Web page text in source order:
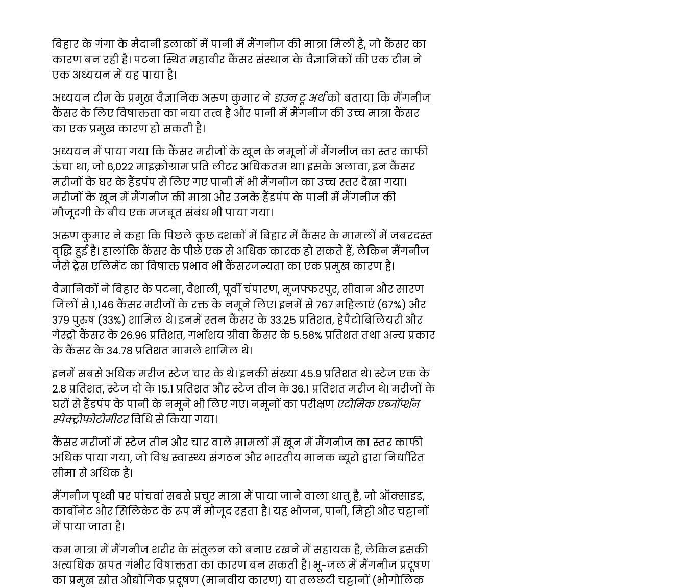
बिहार के गंगा के मैदानी इलाकों में पानी में मैंगनीज की मात्रा मिली है, जो कैंसर का
कारण बन रही है। पटना स्थित महावीर कैंसर संस्थान के वैज्ञानिकों की एक टीम ने
एक अध्ययन में यह पाया है।
अध्ययन टीम के प्रमुख वैज्ञानिक अरुण कुमार ने डाउन टू अर्थको बताया कि मैंगनीज
कैंसर के लिए विषाक्तता का नया तत्व है और पानी में मैंगनीज की उच्च मात्रा कैंसर
का एक प्रमुख कारण हो सकती है।
अध्ययन में पाया गया कि कैंसर मरीजों के खून के नमूनों में मैंगनीज का स्तर काफी
ऊंचा था, जो 6,022 माइक्रोग्राम प्रति लीटर अधिकतम था। इसके अलावा, इन कैंसर
मरीजों के घर के हैंडपंप से लिए गए पानी में भी मैंगनीज का उच्च स्तर देखा गया।
मरीजों के खून में मैंगनीज की मात्रा और उनके हैंडपंप के पानी में मैंगनीज की
मौजूदगी के बीच एक मजबूत संबंध भी पाया गया।
अरुण कुमार ने कहा कि पिछले कुछ दशकों में बिहार में कैंसर के मामलों में जबरदस्त
वृद्धि हुई है। हालांकि कैंसर के पीछे एक से अधिक कारक हो सकते हैं, लेकिन मैंगनीज
जैसे ट्रेस एलिमेंट का विषाक्त प्रभाव भी कैंसरजन्यता का एक प्रमुख कारण है।
वैज्ञानिकों ने बिहार के पटना, वैशाली, पूर्वी चंपारण, मुजफ्फरपुर, सीवान और सारण
जिलों से 1,146 कैंसर मरीजों के रक्त के नमूने लिए। इनमें से 767 महिलाएं (67%) और
379 पुरुष (33%) शामिल थे। इनमें स्तन कैंसर के 33.25 प्रतिशत, हेपैटोबिलियरी और
गेस्ट्रो कैंसर के 26.96 प्रतिशत, गर्भाशय ग्रीवा कैंसर के 5.58% प्रतिशत तथा अन्य प्रकार
के कैंसर के 34.78 प्रतिशत मामले शामिल थे।
इनमें सबसे अधिक मरीज स्टेज चार के थे। इनकी संख्या 45.9 प्रतिशत थे। स्टेज एक के
2.8 प्रतिशत, स्टेज दो के 15.1 प्रतिशत और स्टेज तीन के 36.1 प्रतिशत मरीज थे। मरीजों के
घरों से हैंडपंप के पानी के नमूने भी लिए गए। नमूनों का परीक्षण एटोमिक एब्जॉर्प्शन
स्पेक्ट्रोफोटोमीटरविधि से किया गया।
कैंसर मरीजों में स्टेज तीन और चार वाले मामलों में खून में मैंगनीज का स्तर काफी
अधिक पाया गया, जो विश्व स्वास्थ्य संगठन और भारतीय मानक ब्यूरो द्वारा निर्धारित
सीमा से अधिक है।
मैंगनीज पृथ्वी पर पांचवां सबसे प्रचुर मात्रा में पाया जाने वाला धातु है, जो ऑक्साइड,
कार्बोनेट और सिलिकेट के रूप में मौजूद रहता है। यह भोजन, पानी, मिट्टी और चट्टानों
में पाया जाता है।
कम मात्रा में मैंगनीज शरीर के संतुलन को बनाए रखने में सहायक है, लेकिन इसकी
अत्यधिक खपत गंभीर विषाक्तता का कारण बन सकती है। भू-जल में मैंगनीज प्रदूषण
का प्रमुख स्रोत औद्योगिक प्रदूषण (मानवीय कारण) या तलछटी चट्टानों (भौगोलिक